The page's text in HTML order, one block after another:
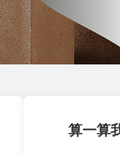
算一算